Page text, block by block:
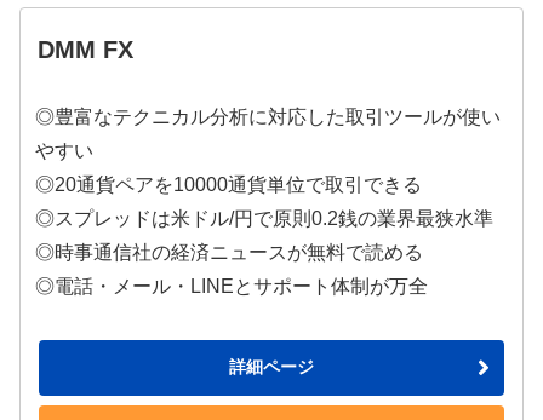
DMM FX
◎豊富なテクニカル分析に対応した取引ツールが使い
やすい
◎20通貨ペアを10000通貨単位で取引できる
◎スプレッドは米ドル/円で原則0.2銭の業界最狭水準
◎時事通信社の経済ニュースが無料で読める
◎電話・メール・LINEとサポート体制が万全
詳細ページ